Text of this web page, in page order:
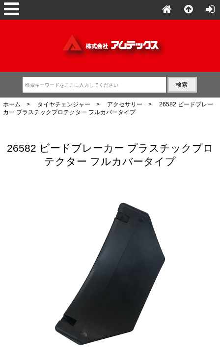
ホーム > タイヤチェンジャー > アクセサリー > 26582 ビードブレー
カー プラスチックプロテクター フルカバータイプ
26582 ビードブレーカー プラスチックプロ
テクター フルカバータイプ